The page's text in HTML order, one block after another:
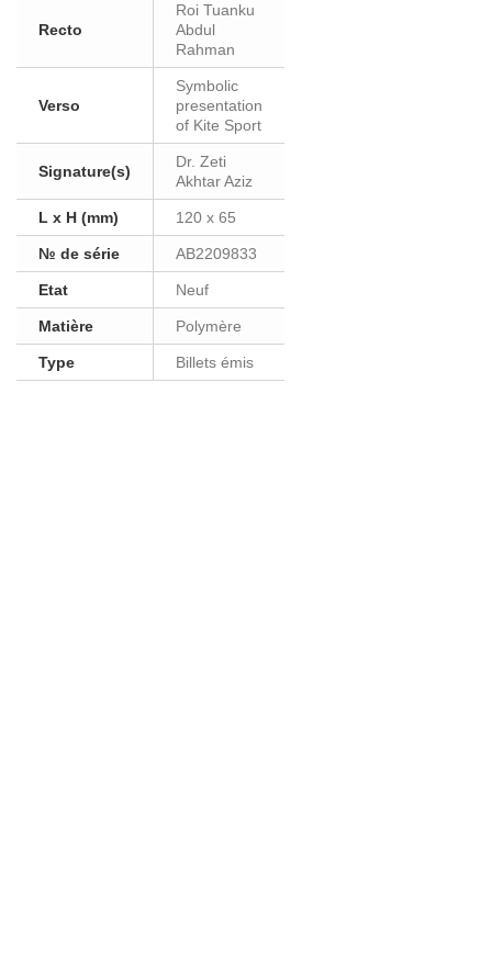
Recto
Roi Tuanku
Abdul
Rahman
Verso
Symbolic
presentation
of Kite Sport
Signature(s)
Dr. Zeti
Akhtar Aziz
L x H (mm) 120 x 65
№ de série AB2209833
Etat Neuf
Matière Polymère
Type Billets émis